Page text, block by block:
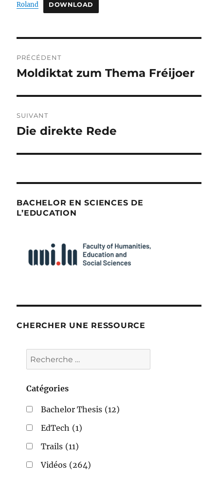
Roland
DOWNLOAD
de
PRÉCÉDENT
Publication
Moldiktat zum Thema Fréijoer
SUIVANT
Publication
Die direkte Rede
BACHELOR EN SCIENCES DE
L’EDUCATION
CHERCHER UNE RESSOURCE
Catégories
Bachelor Thesis (12)
EdTech (1)
Trails (11)
Vidéos (264)